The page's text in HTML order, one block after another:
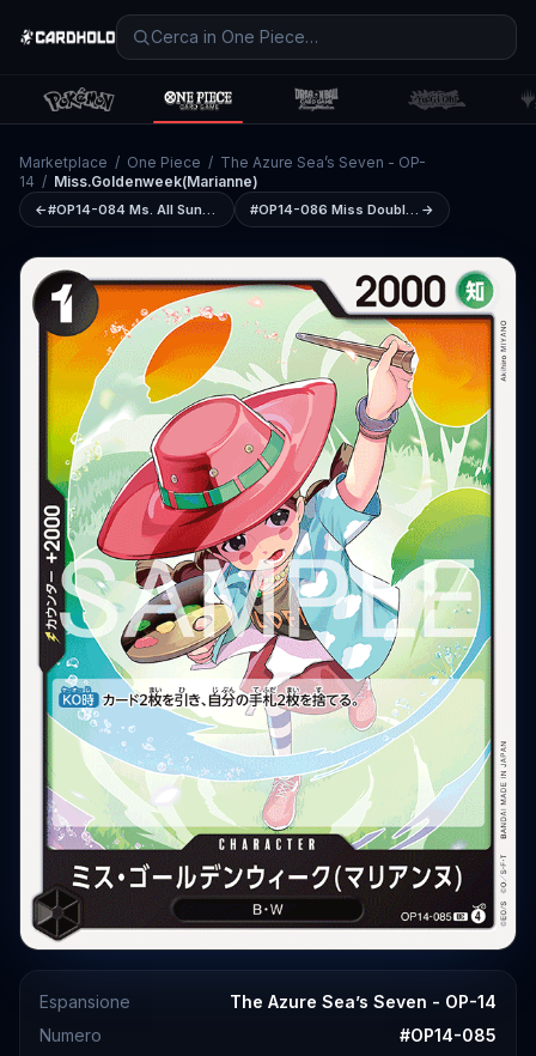
Marketplace / One Piece / The Azure Sea’s Seven - OP-
14 / Miss.Goldenweek(Marianne)
←#OP14-084 Ms. All Sunday #OP14-086 Miss Doublefinger(Zala) →
Espansione
The Azure Sea’s Seven - OP-14
Numero
#OP14-085